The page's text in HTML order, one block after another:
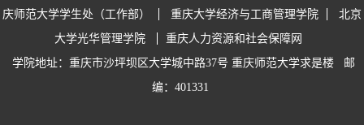
庆师范大学学生处（工作部）
重庆大学经济与工商管理学院
北京
大学光华管理学院
重庆人力资源和社会保障网
学院地址：重庆市沙坪坝区大学城中路37号 重庆师范大学求是楼
邮
编：401331